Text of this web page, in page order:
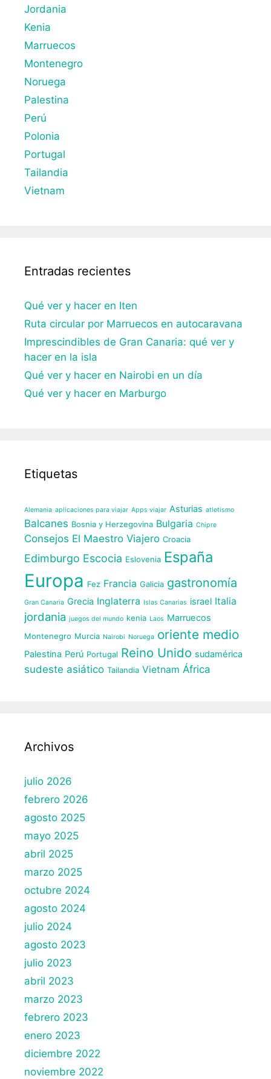
Jordania
Kenia
Marruecos
Montenegro
Noruega
Palestina
Perú
Polonia
Portugal
Tailandia
Vietnam
Entradas recientes
Qué ver y hacer en Iten
Ruta circular por Marruecos en autocaravana
Imprescindibles de Gran Canaria: qué ver y
hacer en la isla
Qué ver y hacer en Nairobi en un día
Qué ver y hacer en Marburgo
Etiquetas
Alemania aplicaciones para viajar Apps viajar Asturias atletismo
Balcanes Bosnia y Herzegovina Bulgaria Chipre
Consejos El Maestro Viajero Croacia
Edimburgo Escocia Eslovenia España
Europa Fez Francia Galicia gastronomía
Gran Canaria Grecia Inglaterra Islas Canarias israel Italia
jordania juegos del mundo kenia Laos Marruecos
Montenegro Murcia Nairobi Noruega oriente medio
Palestina Perú Portugal Reino Unido sudamérica
sudeste asiático Tailandia Vietnam África
Archivos
julio 2026
febrero 2026
agosto 2025
mayo 2025
abril 2025
marzo 2025
octubre 2024
agosto 2024
julio 2024
agosto 2023
julio 2023
abril 2023
marzo 2023
febrero 2023
enero 2023
diciembre 2022
noviembre 2022